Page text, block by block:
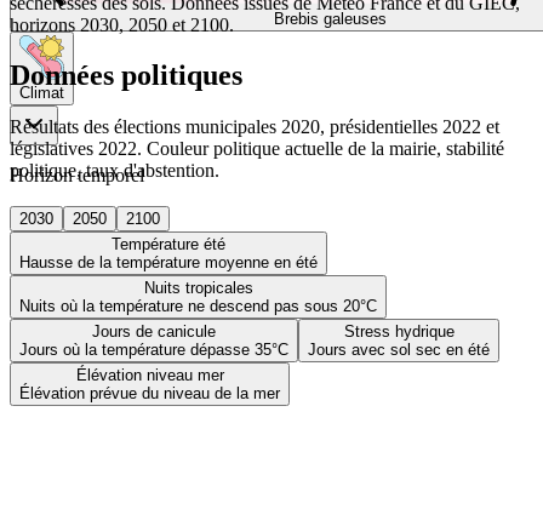
Brebis galeuses
Climat
Horizon temporel
2030 2050
2100
Température été
Hausse de la température moyenne en été
Nuits tropicales
Nuits où la température ne descend pas sous 20°C
Jours de canicule
Jours où la température dépasse 35°C
Stress hydrique
Jours avec sol sec en été
Élévation niveau mer
Élévation prévue du niveau de la mer
horizons 2030, 2050 et 2100.
Données politiques
Résultats des élections municipales 2020, présidentielles 2022 et
législatives 2022. Couleur politique actuelle de la mairie, stabilité
politique, taux d'abstention.